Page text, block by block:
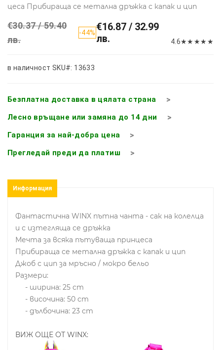
цеса Прибираща се метална дръжка с капак и цип
€30.37 / 59.40
лв.
-44%€16.87 / 32.99
лв.
4.6★★ ★★ ★
в наличност SKU#: 13633
Безплатна доставка в цялата страна
Лесно връщане или замяна до 14 дни
Гаранция за най-добра цена
Прегледай преди да платиш
Информация
Фантастична WINX пътна чанта - сак на колелца
и с изтегляща се дръжка
Мечта за всяка пътуваща принцеса
Прибираща се метална дръжка с капак и цип
Джоб с цип за мръсно / мокро бельо
Размери:
- ширина: 25 cm
- височина: 50 cm
- дълбочина: 23 cm
ВИЖ ОЩЕ ОТ WINX: